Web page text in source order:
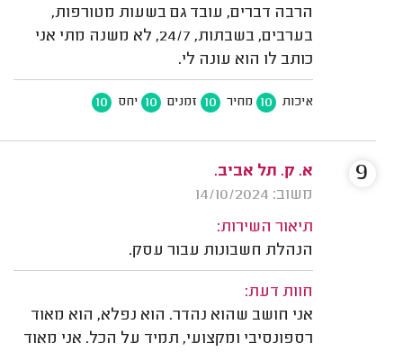
הרבה דברים, עובד גם בשעות מטורפות,
בערבים, בשבתות, 24/7, לא משנה מתי אני
כותב לו הוא עונה לי.
איכות 10 מחיר 10 זמנים 10 יחס 10
א. ק. תל אביב.
משוב: 14/10/2024
תיאור השירות:
הנהלת חשבונות עבור עסק.
חוות דעת:
אני חושב שהוא נהדר. הוא נפלא, הוא מאוד
רספונסיבי ומקצועי, תמיד על הכל. אני מאוד
9